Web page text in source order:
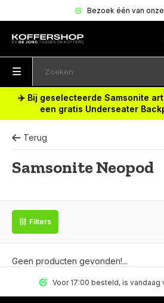
Bezoek één van
✈️ Bij geselecteerde Samsonite
een gratis Underseater
Terug
Samsonite Neopod
Filters
Geen producten gevonden!...
Voor 17:00 besteld, is vandaag